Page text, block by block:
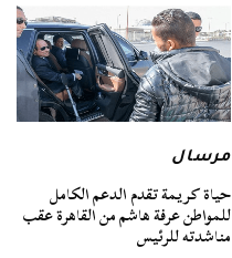
مرسال
حياة كريمة تقدم الدعم الكامل
للمواطن عرفة هاشم من القاهرة عقب
مناشدته للرئيس